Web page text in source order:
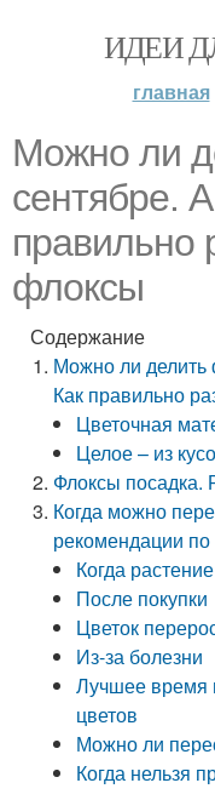
ИДЕИ
главная
Можно ли
сентябре.
правильно
флоксы
Содержание
Можно ли делить
Как правильно
Цветочная
Целое – из
Флоксы посадка.
Когда можно
рекомендации
Когда
После покупки
Цветок
Из-за болезни
Лучшее время
цветов
Можно ли
Когда нельзя